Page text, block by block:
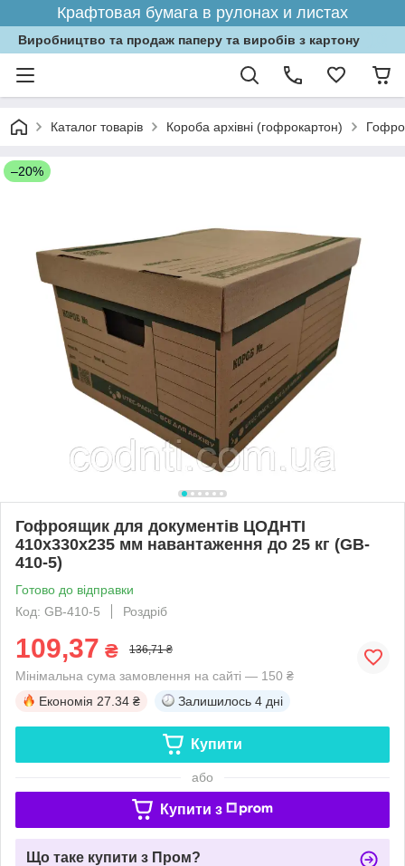
Крафтовая бумага в рулонах и листах
Виробництво та продаж паперу та виробів з картону
Каталог товарів Короба архівні (гофрокартон)
–20%
Гофроящик для документів ЦОДНТІ
410x330x235 мм навантаження до 25 кг (GB-
410-5)
Готово до відправки
Код: GB-410-5
Роздріб
109,37 ₴ 136,71 ₴
Мінімальна сума замовлення на сайті — 150 ₴
Економія 27.34 ₴ Залишилось 4 дні
Купити
або
Купити з
Що таке купити з Пром?